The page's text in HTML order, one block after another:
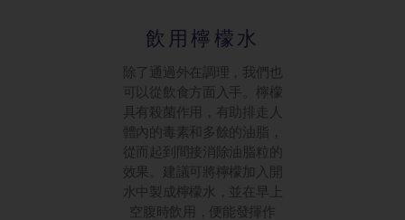
飲用檸檬水
除了通過外在調理，我們也
可以從飲食方面入手。檸檬
具有殺菌作用，有助排走人
體內的毒素和多餘的油脂，
從而起到間接消除油脂粒的
效果。建議可將檸檬加入開
水中製成檸檬水，並在早上
空腹時飲用，便能發揮作